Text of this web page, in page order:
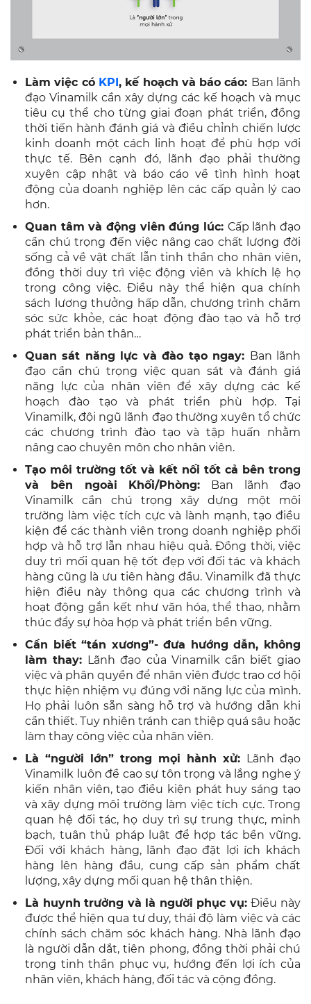
Làm việc có KPI, kế hoạch và báo cáo: Ban lãnh
đạo Vinamilk cần xây dựng các kế hoạch và mục
tiêu cụ thể cho từng giai đoạn phát triển, đồng
thời tiến hành đánh giá và điều chỉnh chiến lược
kinh doanh một cách linh hoạt để phù hợp với
thực tế. Bên cạnh đó, lãnh đạo phải thường
xuyên cập nhật và báo cáo về tình hình hoạt
động của doanh nghiệp lên các cấp quản lý cao
hơn.
Quan tâm và động viên đúng lúc: Cấp lãnh đạo
cần chú trọng đến việc nâng cao chất lượng đời
sống cả về vật chất lẫn tinh thần cho nhân viên,
đồng thời duy trì việc động viên và khích lệ họ
trong công việc. Điều này thể hiện qua chính
sách lương thưởng hấp dẫn, chương trình chăm
sóc sức khỏe, các hoạt động đào tạo và hỗ trợ
phát triển bản thân…
Quan sát năng lực và đào tạo ngay: Ban lãnh
đạo cần chú trọng việc quan sát và đánh giá
năng lực của nhân viên để xây dựng các kế
hoạch đào tạo và phát triển phù hợp. Tại
Vinamilk, đội ngũ lãnh đạo thường xuyên tổ chức
các chương trình đào tạo và tập huấn nhằm
nâng cao chuyên môn cho nhân viên.
Tạo môi trường tốt và kết nối tốt cả bên trong
và bên ngoài Khối/Phòng: Ban lãnh đạo
Vinamilk cần chú trọng xây dựng một môi
trường làm việc tích cực và lành mạnh, tạo điều
kiện để các thành viên trong doanh nghiệp phối
hợp và hỗ trợ lẫn nhau hiệu quả. Đồng thời, việc
duy trì mối quan hệ tốt đẹp với đối tác và khách
hàng cũng là ưu tiên hàng đầu. Vinamilk đã thực
hiện điều này thông qua các chương trình và
hoạt động gắn kết như văn hóa, thể thao, nhằm
thúc đẩy sự hòa hợp và phát triển bền vững.
Cần biết “tán xương”- đưa hướng dẫn, không
làm thay: Lãnh đạo của Vinamilk cần biết giao
việc và phân quyền để nhân viên được trao cơ hội
thực hiện nhiệm vụ đúng với năng lực của mình.
Họ phải luôn sẵn sàng hỗ trợ và hướng dẫn khi
cần thiết. Tuy nhiên tránh can thiệp quá sâu hoặc
làm thay công việc của nhân viên.
Là “người lớn” trong mọi hành xử: Lãnh đạo
Vinamilk luôn đề cao sự tôn trọng và lắng nghe ý
kiến nhân viên, tạo điều kiện phát huy sáng tạo
và xây dựng môi trường làm việc tích cực. Trong
quan hệ đối tác, họ duy trì sự trung thực, minh
bạch, tuân thủ pháp luật để hợp tác bền vững.
Đối với khách hàng, lãnh đạo đặt lợi ích khách
hàng lên hàng đầu, cung cấp sản phẩm chất
lượng, xây dựng mối quan hệ thân thiện.
Là huynh trưởng và là người phục vụ:Điều này
được thể hiện qua tư duy, thái độ làm việc và các
chính sách chăm sóc khách hàng. Nhà lãnh đạo
là người dẫn dắt, tiên phong, đồng thời phải chú
trọng tinh thần phục vụ, hướng đến lợi ích của
nhân viên, khách hàng, đối tác và cộng đồng.